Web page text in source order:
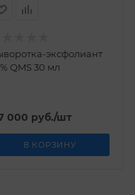
эксфолиант
QMS 30 мл
000 руб./шт
В КОРЗИНУ